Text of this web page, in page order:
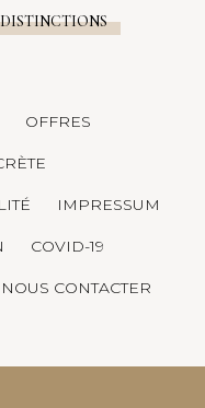
OFFRES
IMPRESSUM
COVID-19
NOUS CONTACTER